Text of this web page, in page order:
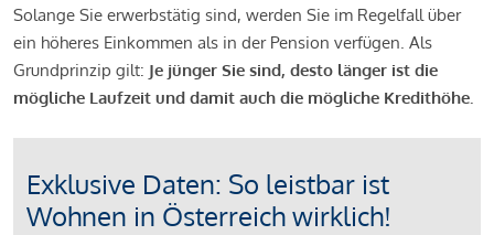
Solange Sie erwerbstätig sind, werden Sie im Regelfall über
ein höheres Einkommen als in der Pension verfügen. Als
Grundprinzip gilt: Je jünger Sie sind, desto länger ist die
mögliche Laufzeit und damit auch die mögliche Kredithöhe.
Exklusive Daten: So leistbar ist
Wohnen in Österreich wirklich!